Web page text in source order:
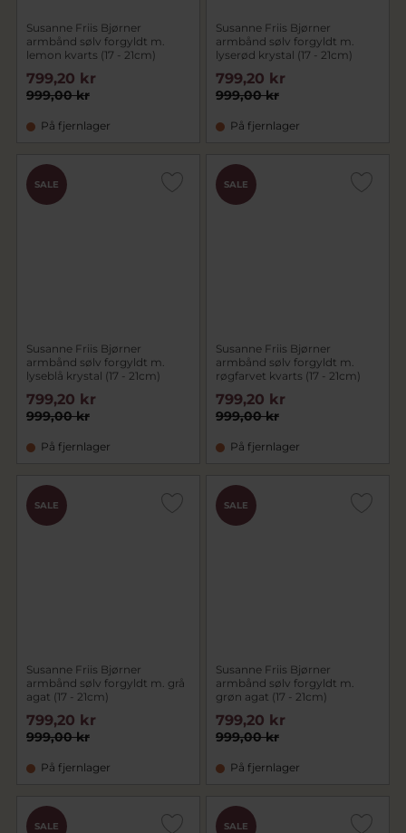
Susanne Friis Bjørner
armbånd sølv forgyldt m.
lemon kvarts (17 - 21cm)
999,00 kr
799,20 kr
På fjernlager
Susanne Friis Bjørner
armbånd sølv forgyldt m.
lyserød krystal (17 - 21cm)
999,00 kr
799,20 kr
På fjernlager
SALE
Susanne Friis Bjørner
armbånd sølv forgyldt m.
lyseblå krystal (17 - 21cm)
999,00 kr
799,20 kr
På fjernlager
SALE
Susanne Friis Bjørner
armbånd sølv forgyldt m.
røgfarvet kvarts (17 - 21cm)
999,00 kr
799,20 kr
På fjernlager
SALE
Susanne Friis Bjørner
armbånd sølv forgyldt m. grå
agat (17 - 21cm)
999,00 kr
799,20 kr
På fjernlager
SALE
Susanne Friis Bjørner
armbånd sølv forgyldt m.
grøn agat (17 - 21cm)
999,00 kr
799,20 kr
På fjernlager
SALE SALE